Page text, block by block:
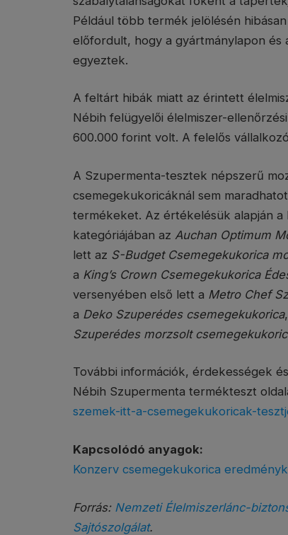
Például több termék jelölésén
előfordult, hogy a gyártmánylapon és
egyeztek.
A feltárt hibák miatt az érintett
Nébih felügyelői élelmiszer-
600.000 forint volt. A felelős
A Szupermenta-tesztek népszerű
csemegekukoricáknál sem
termékeket. Az értékelésük alapján a
kategóriájában az Auchan Optimum
lett az S-Budget Csemegekukorica
a King’s Crown Csemegekukorica
versenyében első lett a Metro Chef
a Deko Szuperédes csemegekukorica
Szuperédes morzsolt
További információk, érdekességek
Nébih Szupermenta termékteszt
szemek-itt-a-csemegekukoricak-
Kapcsolódó anyagok:
Konzerv csemegekukorica
Forrás: Nemzeti Élelmiszerlánc-
Sajtószolgálat.